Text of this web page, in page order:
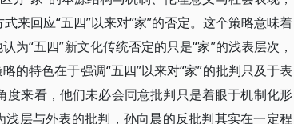
来回应“五四”以来对“家”的否定。这个策略意味着
为“五四”新文化传统否定的只是“家”的浅表层次，
的特色在于强调“五四”以来对“家”的批判只及于表
来看，他们未必会同意批判只是着眼于机制化形
层与外表的批判，孙向晨的反批判其实在一定程